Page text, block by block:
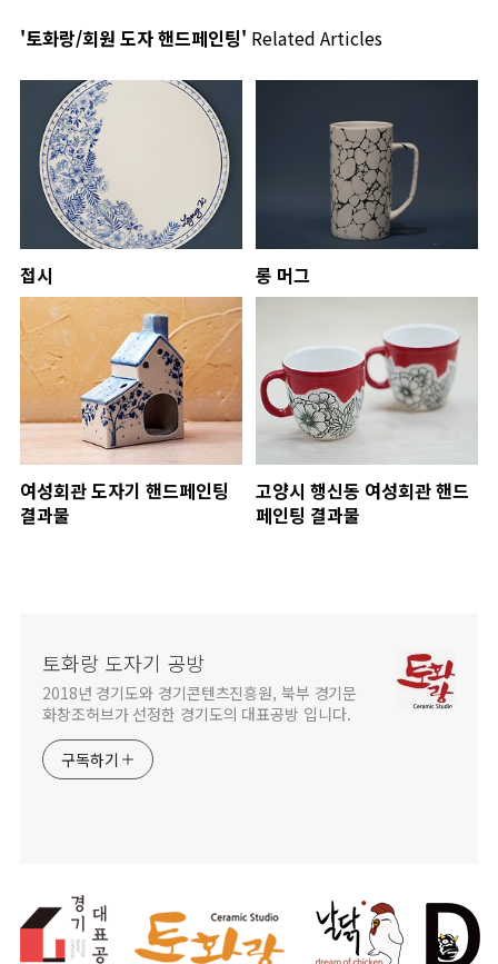
'토화랑/회원 도자 핸드페인팅' Related Articles
접시 롱 머그
여성회관 도자기 핸드페인팅
결과물
고양시 행신동 여성회관 핸드
페인팅 결과물
토화랑 도자기 공방
2018년 경기도와 경기콘텐츠진흥원, 북부 경기문
화창조허브가 선정한 경기도의 대표공방 입니다.
구독하기